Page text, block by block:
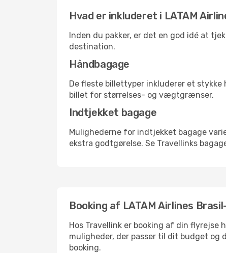
Hvad er inkluderet i LATAM
Inden du pakker, er det en god idé at
destination.
Håndbagage
De fleste billettyper inkluderer et stykke
billet for størrelses- og vægtgrænser.
Indtjekket bagage
Mulighederne for indtjekket bagage
ekstra godtgørelse. Se Travellinks
Booking af LATAM Airlines
Hos Travellink er booking af din flyrejse
muligheder, der passer til dit budget
booking.